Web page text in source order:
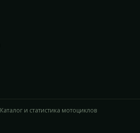
Каталог и статистика мотоциклов